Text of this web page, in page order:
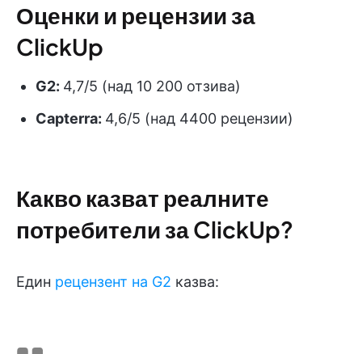
Оценки и рецензии за
ClickUp
G2: 4,7/5 (над 10 200 отзива)
Capterra: 4,6/5 (над 4400 рецензии)
Какво казват реалните
потребители за ClickUp?
Един рецензент на G2 казва: